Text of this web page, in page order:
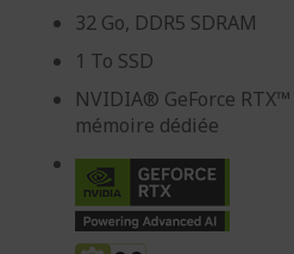
32 Go, DDR5 SDRAM
1 To SSD
NVIDIA® GeForce RTX™
mémoire dédiée